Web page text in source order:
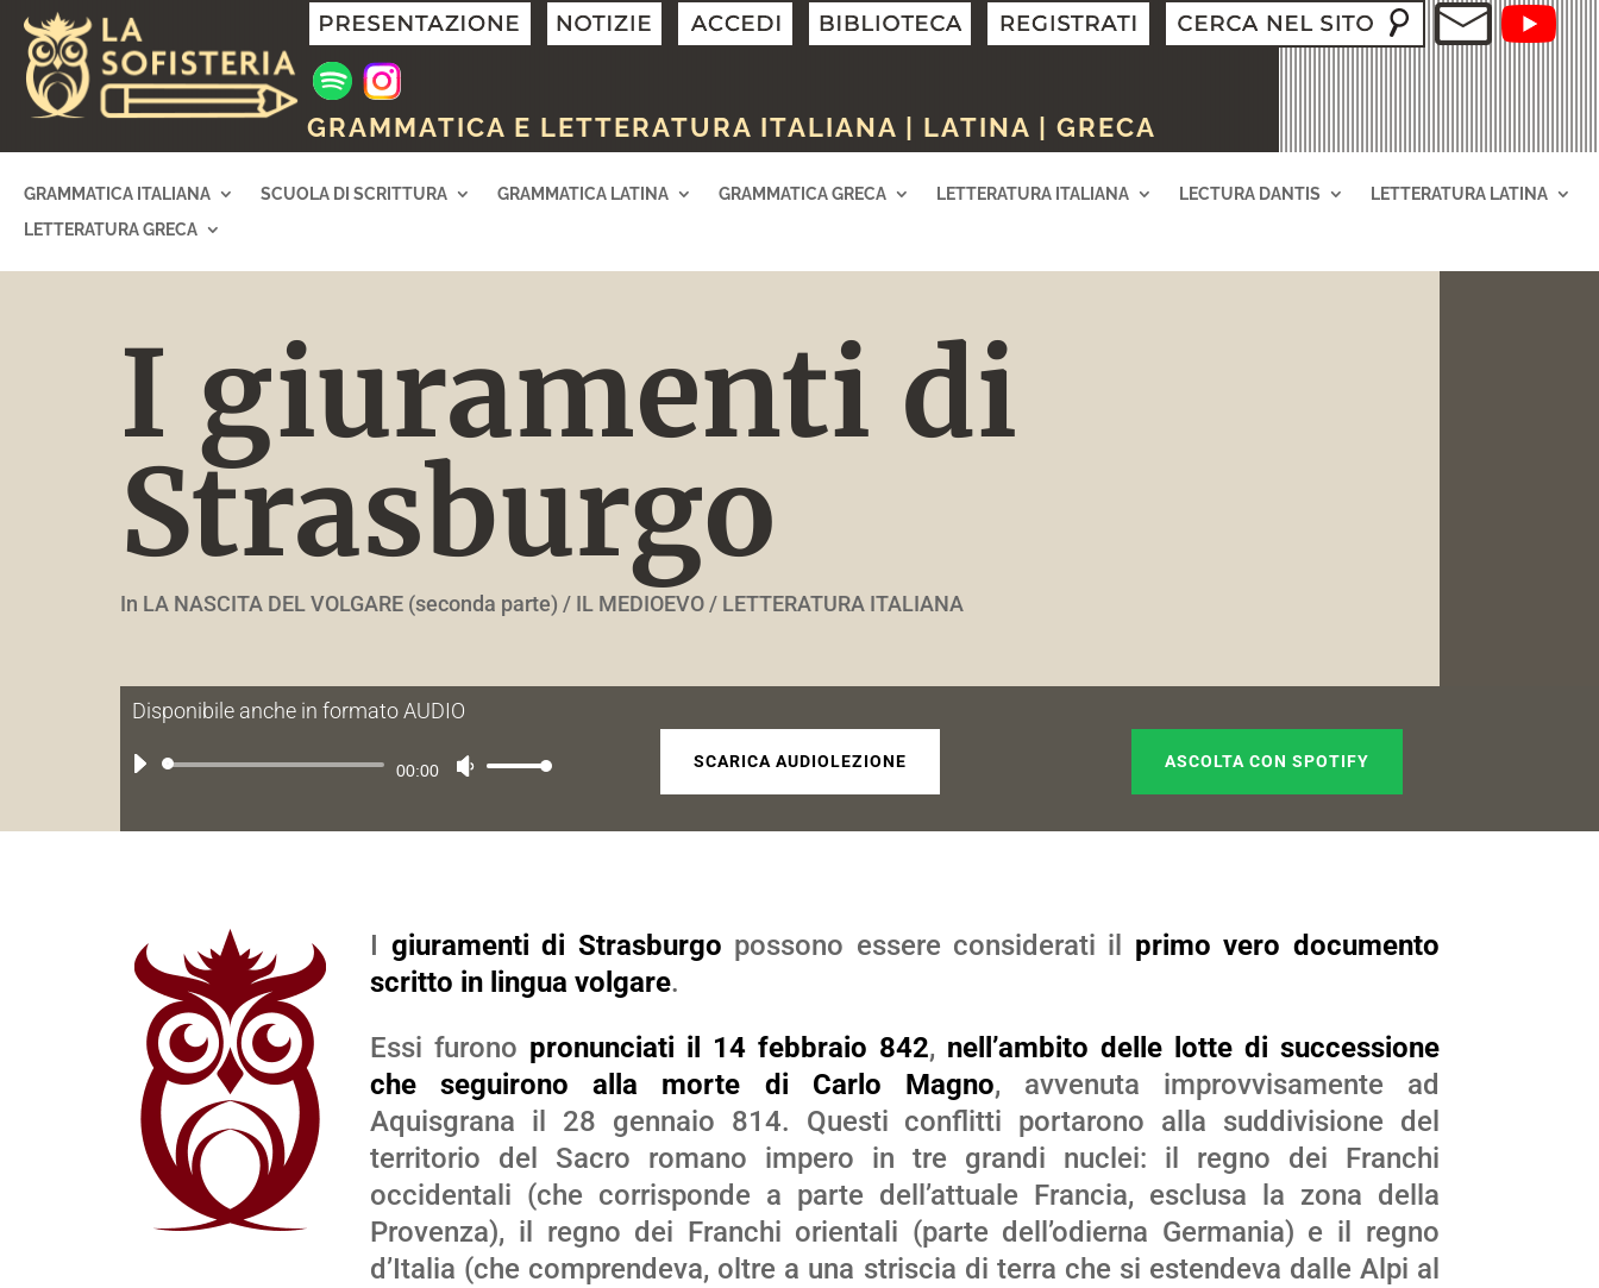
GRAMMATICA E LETTERATURA ITALIANA | LATINA | GRECA
GRAMMATICA ITALIANA SCUOLA DI SCRITTURA GRAMMATICA LATINA GRAMMATICA GRECA LETTERATURA ITALIANA LECTURA DANTIS
LETTERATURA LATINA
LETTERATURA GRECA
I giuramenti di
Strasburgo
In LA NASCITA DEL VOLGARE (seconda parte) / IL MEDIOEVO / LETTERATURA ITALIANA
Disponibile anche in formato AUDIO
Audio
00:00
Usa
per
aumentare
diminuire
il
volume.
SCARICA AUDIOLEZIONE ASCOLTA CON SPOTIFY
I giuramenti di Strasburgo possono essere considerati il primo vero documento
scritto in lingua volgare.
Essi furono pronunciati il 14 febbraio 842, nell’ambito delle lotte di successione
che seguirono alla morte di Carlo Magno, avvenuta improvvisamente ad
Aquisgrana il 28 gennaio 814. Questi conflitti portarono alla suddivisione del
territorio del Sacro romano impero in tre grandi nuclei: il regno dei Franchi
occidentali (che corrisponde a parte dell’attuale Francia, esclusa la zona della
Provenza), il regno dei Franchi orientali (parte dell’odierna Germania) e il regno
d’Italia (che comprendeva, oltre a una striscia di terra che si estendeva dalle Alpi al